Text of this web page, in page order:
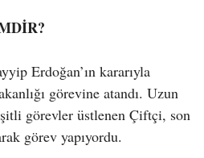
Erdoğan’ın kararıyla
görevine atandı. Uzun
görevler üstlenen Çiftçi, son
görev yapıyordu.